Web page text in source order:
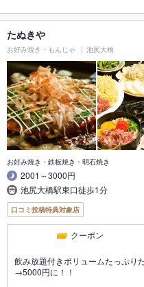
たぬきや
お好み焼き・もんじゃ 池尻大橋
お好み焼き・鉄板焼き・明石焼き
2001～3000円
池尻大橋駅東口徒歩1分
口コミ投稿特典対象店
クーポン
飲み放題付きボリュームたっぷり
→5000円に！！